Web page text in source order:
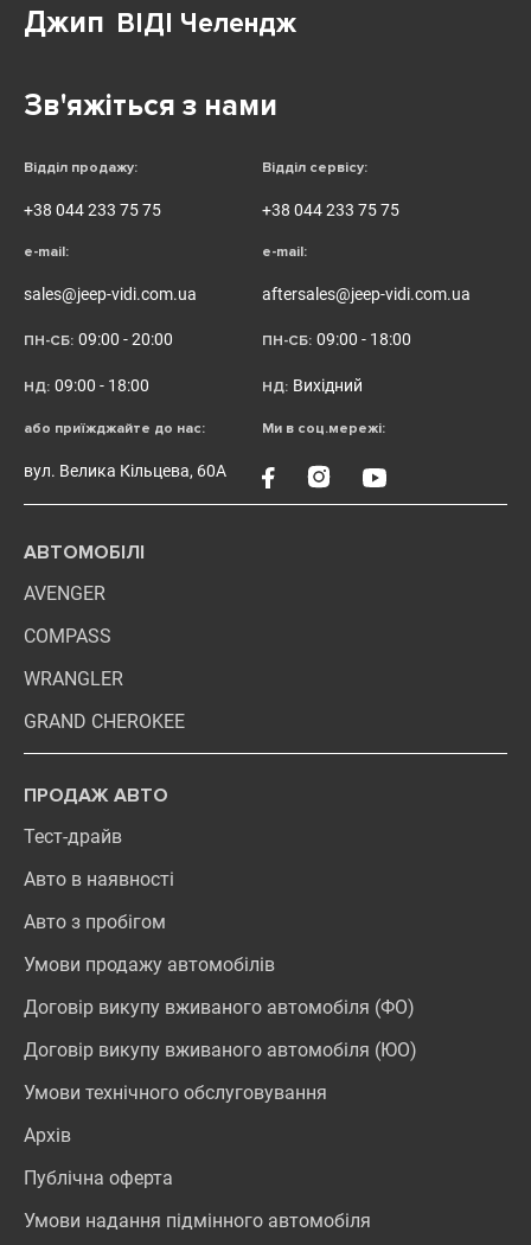
Джип ВІДІ Челендж
Зв'яжіться з нами
Відділ продажу:
+38 044 233 75 75
e-mail:
sales@jeep-vidi.com.ua
ПН-СБ: 09:00 - 20:00
НД: 09:00 - 18:00
або приїжджайте до нас:
вул. Велика Кільцева, 60А
Відділ сервісу:
+38 044 233 75 75
e-mail:
aftersales@jeep-vidi.com.ua
ПН-СБ: 09:00 - 18:00
НД: Вихідний
Ми в соц.мережі:
АВТОМОБІЛІ
AVENGER
COMPASS
WRANGLER
GRAND CHEROKEE
ПРОДАЖ АВТО
Тест-драйв
Авто в наявності
Авто з пробігом
Умови продажу автомобілів
Договір викупу вживаного автомобіля (ФО)
Договір викупу вживаного автомобіля (ЮО)
Умови технічного обслуговування
Архів
Публічна оферта
Умови надання підмінного автомобіля